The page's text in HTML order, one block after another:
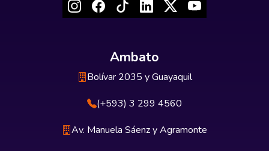
Ambato
Bolívar 2035 y Guayaquil
(+593) 3 299 4560
Av. Manuela Sáenz y Agramonte